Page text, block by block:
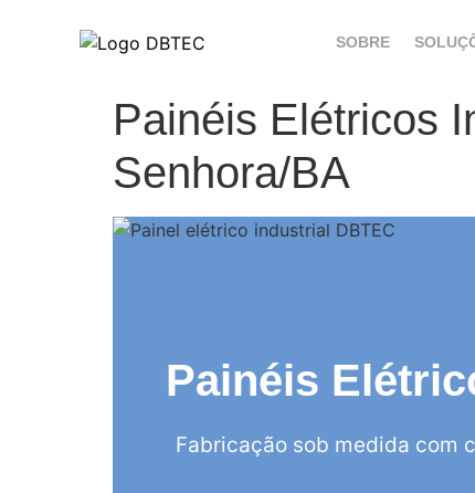
SOBRE
Painéis Elétricos
Senhora/BA
Painéis
Fabricação sob medida com